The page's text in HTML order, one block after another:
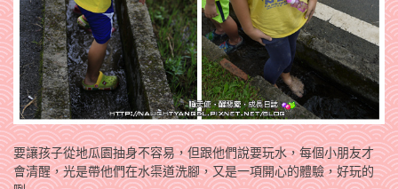
要讓孩子從地瓜園抽身不容易，但跟他們說要玩水，每個小朋友才
會清醒，光是帶他們在水渠道洗腳，又是一項開心的體驗，好玩的